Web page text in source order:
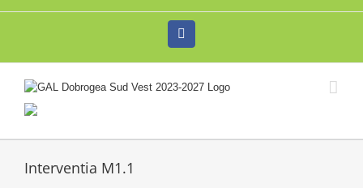
Interventia M1.1